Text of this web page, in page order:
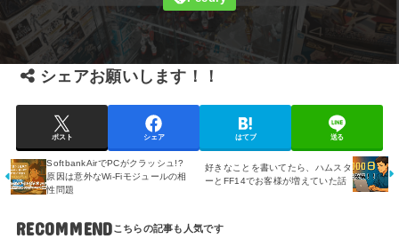
シェアお願いします！！
ポスト シェア はてブ 送る
好きなことを書いてたら、ハムスタ
ーとFF14でお客様が増えていた話
SoftbankAirでPCがクラッシュ!?
原因は意外なWi-Fiモジュールの相
性問題
RECOMMEND